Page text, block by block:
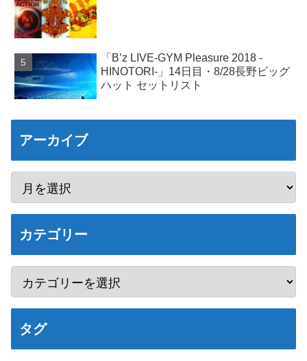
「B’z LIVE-GYM Pleasure 2018 -
HINOTORI-」14日目・8/28長野ビッグ
ハット セットリスト
アーカイブ
カテゴリー
タグ